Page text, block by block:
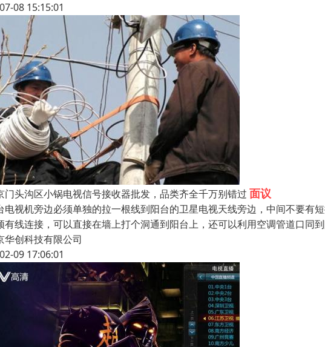
08 15:15:01
门头沟区小锅电视信号接收器批发，品类齐全千万别错过 面议
电视机旁边必须单独的拉一根线到阳台的卫星电视天线旁边，中间不要有
有线连接，可以直接在墙上打个洞通到阳台上，还可以利用空调管道口同
华创科技有限公司
09 17:06:01